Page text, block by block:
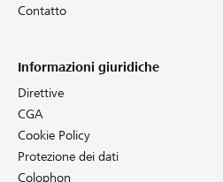
Contatto
Informazioni giuridiche
Direttive
CGA
Cookie Policy
Protezione dei dati
Colophon